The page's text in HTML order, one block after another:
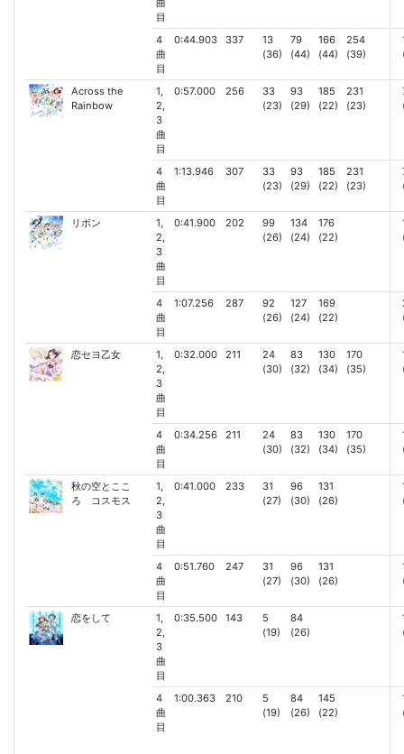
曲
目
4
曲
目
0:44.903 337
13
(36)
79
(44)
166
(44)
254
(39)
Across the
Rainbow
1,
2,
3
曲
目
0:57.000 256
33
(23)
93
(29)
185
(22)
231
(23)
4
曲
目
1:13.946 307
33
(23)
93
(29)
185
(22)
231
(23)
リボン
1,
2,
3
曲
目
0:41.900 202
99
(26)
134
(24)
176
(22)
4
曲
目
1:07.256 287
92
(26)
127
(24)
169
(22)
恋セヨ乙女
1,
2,
3
曲
目
0:32.000 211
24
(30)
83
(32)
130
(34)
170
(35)
4
曲
目
0:34.256 211
24
(30)
83
(32)
130
(34)
170
(35)
秋の空とここ
ろ コスモス
1,
2,
3
曲
目
0:41.000 233
31
(27)
96
(30)
131
(26)
4
曲
目
0:51.760 247
31
(27)
96
(30)
131
(26)
恋をして
1,
2,
3
曲
目
0:35.500 143
5
(19)
84
(26)
4
曲
目
1:00.363 210
5
(19)
84
(26)
145
(22)